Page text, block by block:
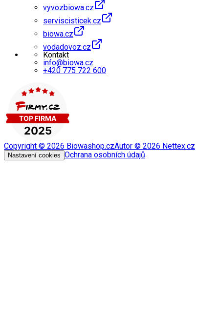
vyvozbiowa.cz
serviscisticek.cz
biowa.cz
vodadovoz.cz
Kontakt
info@biowa.cz
+420 775 722 600
Copyright © 2026 Biowashop.czAutor © 2026 Nettex.cz
Nastavení cookies Ochrana osobních údajů